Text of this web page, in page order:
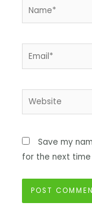
Save my
for the next